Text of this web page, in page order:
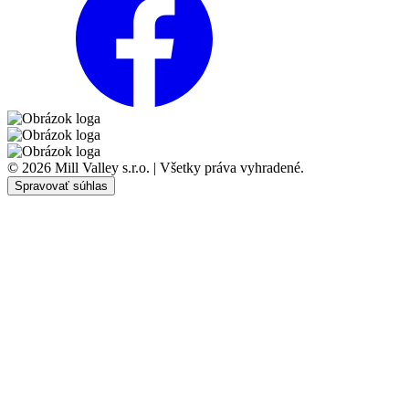
© 2026 Mill Valley s.r.o. | Všetky práva vyhradené.
Spravovať súhlas